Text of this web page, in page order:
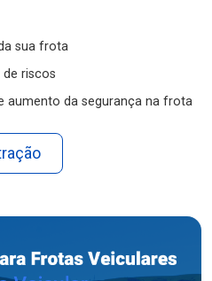
sua frota
riscos
aumento da segurança na frota